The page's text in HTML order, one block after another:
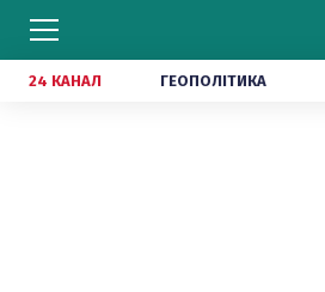
24 КАНАЛ ГЕОПОЛІТИКА